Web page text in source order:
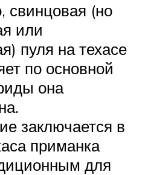
свинцовая (но
или
пуля на техасе
по основной
она
заключается в
приманка
для